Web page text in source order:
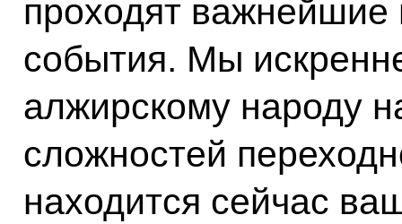
проходят важнейшие
события. Мы
алжирскому народу
сложностей
находится сейчас